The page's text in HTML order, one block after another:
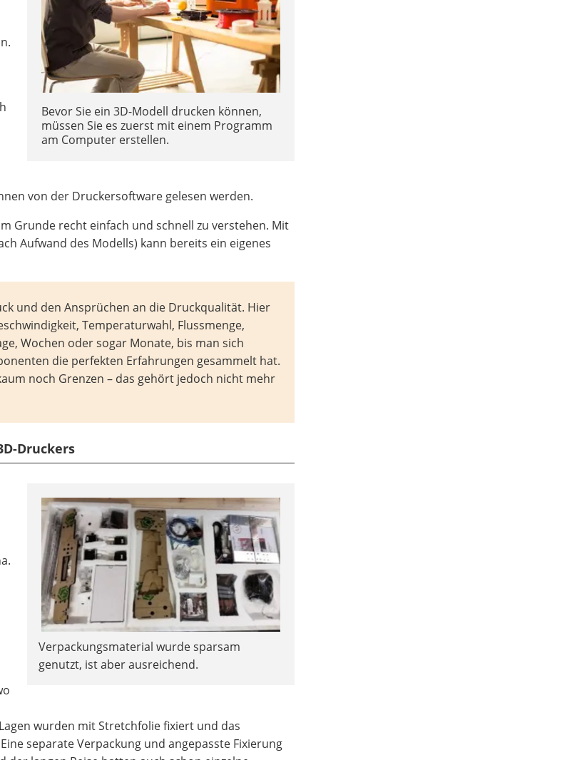
Bevor Sie ein 3D-Modell drucken können,
müssen Sie es zuerst mit einem Programm
am Computer erstellen.
von der Druckersoftware gelesen werden.
Grunde recht einfach und schnell zu verstehen. Mit
Aufwand des Modells) kann bereits ein eigenes
und den Ansprüchen an die Druckqualität. Hier
Temperaturwahl, Flussmenge,
Wochen oder sogar Monate, bis man sich
die perfekten Erfahrungen gesammelt hat.
noch Grenzen – das gehört jedoch nicht mehr
Druckers
Verpackungsmaterial wurde sparsam
genutzt, ist aber ausreichend.
wurden mit Stretchfolie fixiert und das
separate Verpackung und angepasste Fixierung